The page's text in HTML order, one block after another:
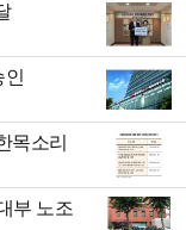
인
목소리
부 노조